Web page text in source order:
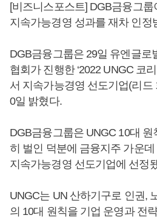
[비즈니스포스트] DGB금융그
지속가능경영 성과를 재차 인정
DGB금융그룹은 29일 유엔글로
협회가 진행한 ‘2022 UNGC 코
서 지속가능경영 선도기업(리드
0일 밝혔다.
DGB금융그룹은 UNGC 10대
히 벌인 덕분에 금융지주 가운
지속가능경영 선도기업에 선정
UNGC는 UN 산하기구로 인권,
의 10대 원칙을 기업 운영과 전